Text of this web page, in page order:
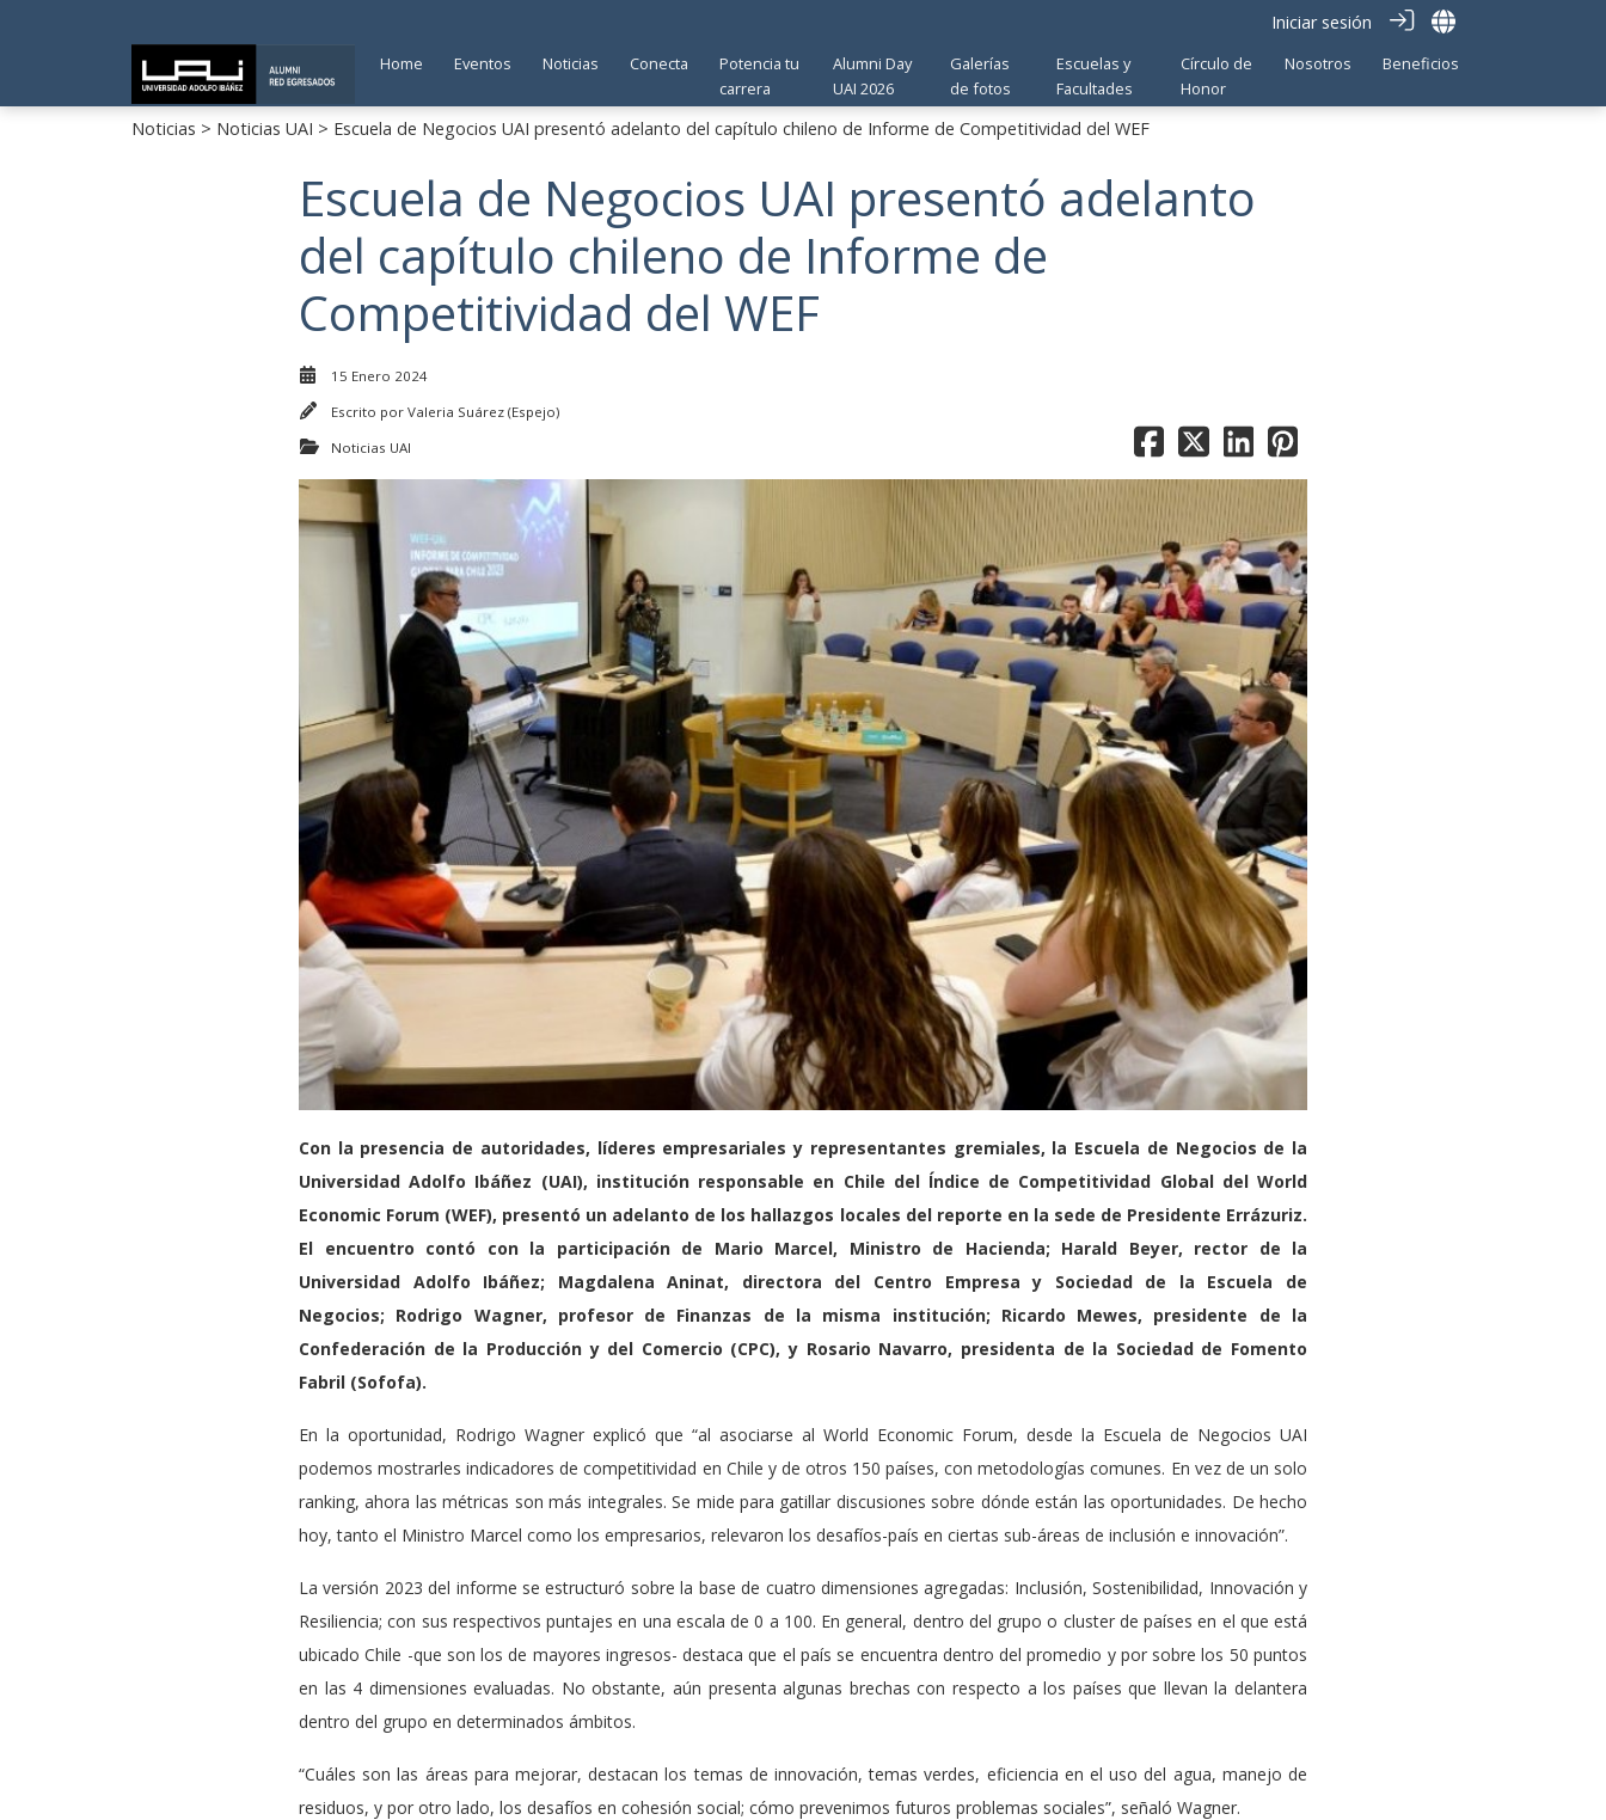
Iniciar sesión
Home Eventos Noticias Conecta
Potencia tu
carrera
Alumni Day
UAI 2026
Galerías
de fotos
Escuelas y
Facultades
Círculo de
Honor
Nosotros Beneficios
Noticias > Noticias UAI > Escuela de Negocios UAI presentó adelanto del capítulo chileno de Informe de Competitividad del WEF
Escuela de Negocios UAI presentó adelanto
del capítulo chileno de Informe de
Competitividad del WEF
15 Enero 2024
Escrito por Valeria Suárez (Espejo)
Noticias UAI
Con la presencia de autoridades, líderes empresariales y representantes gremiales, la Escuela de Negocios de la
Universidad Adolfo Ibáñez (UAI), institución responsable en Chile del Índice de Competitividad Global del World
Economic Forum (WEF), presentó un adelanto de los hallazgos locales del reporte en la sede de Presidente Errázuriz.
El encuentro contó con la participación de Mario Marcel, Ministro de Hacienda; Harald Beyer, rector de la
Universidad Adolfo Ibáñez; Magdalena Aninat, directora del Centro Empresa y Sociedad de la Escuela de
Negocios; Rodrigo Wagner, profesor de Finanzas de la misma institución; Ricardo Mewes, presidente de la
Confederación de la Producción y del Comercio (CPC), y Rosario Navarro, presidenta de la Sociedad de Fomento
Fabril (Sofofa).
En la oportunidad, Rodrigo Wagner explicó que “al asociarse al World Economic Forum, desde la Escuela de Negocios UAI
podemos mostrarles indicadores de competitividad en Chile y de otros 150 países, con metodologías comunes. En vez de un solo
ranking, ahora las métricas son más integrales. Se mide para gatillar discusiones sobre dónde están las oportunidades. De hecho
hoy, tanto el Ministro Marcel como los empresarios, relevaron los desafíos-país en ciertas sub-áreas de inclusión e innovación”.
La versión 2023 del informe se estructuró sobre la base de cuatro dimensiones agregadas: Inclusión, Sostenibilidad, Innovación y
Resiliencia; con sus respectivos puntajes en una escala de 0 a 100. En general, dentro del grupo o cluster de países en el que está
ubicado Chile -que son los de mayores ingresos- destaca que el país se encuentra dentro del promedio y por sobre los 50 puntos
en las 4 dimensiones evaluadas. No obstante, aún presenta algunas brechas con respecto a los países que llevan la delantera
dentro del grupo en determinados ámbitos.
“Cuáles son las áreas para mejorar, destacan los temas de innovación, temas verdes, eficiencia en el uso del agua, manejo de
residuos, y por otro lado, los desafíos en cohesión social; cómo prevenimos futuros problemas sociales”, señaló Wagner.